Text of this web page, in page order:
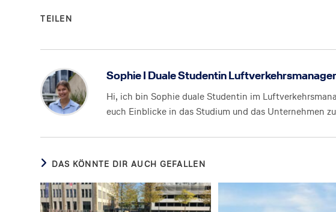
TEILEN
Sophie I Duale Studentin
Hi, ich bin Sophie duale Studentin im
euch Einblicke in das Studium und das Unternehmen
DAS KÖNNTE DIR AUCH GEFALLEN